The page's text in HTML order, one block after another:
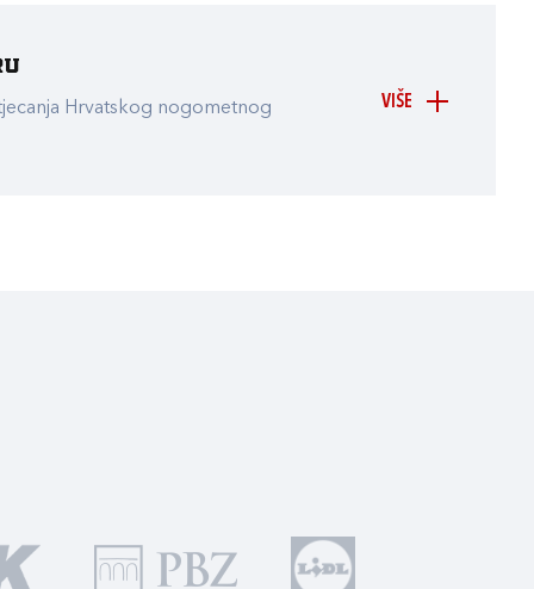
VIŠE
Hrvatskog nogometnog